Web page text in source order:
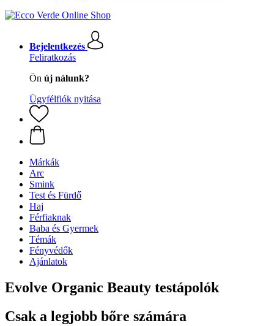
Bejelentkezés
Feliratkozás
Ön új nálunk?
Ügyfélfiók nyitása
Márkák
Arc
Smink
Test és Fürdő
Haj
Férfiaknak
Baba és Gyermek
Témák
Fényvédők
Ajánlatok
Evolve Organic Beauty testápolók
Csak a legjobb bőre számára